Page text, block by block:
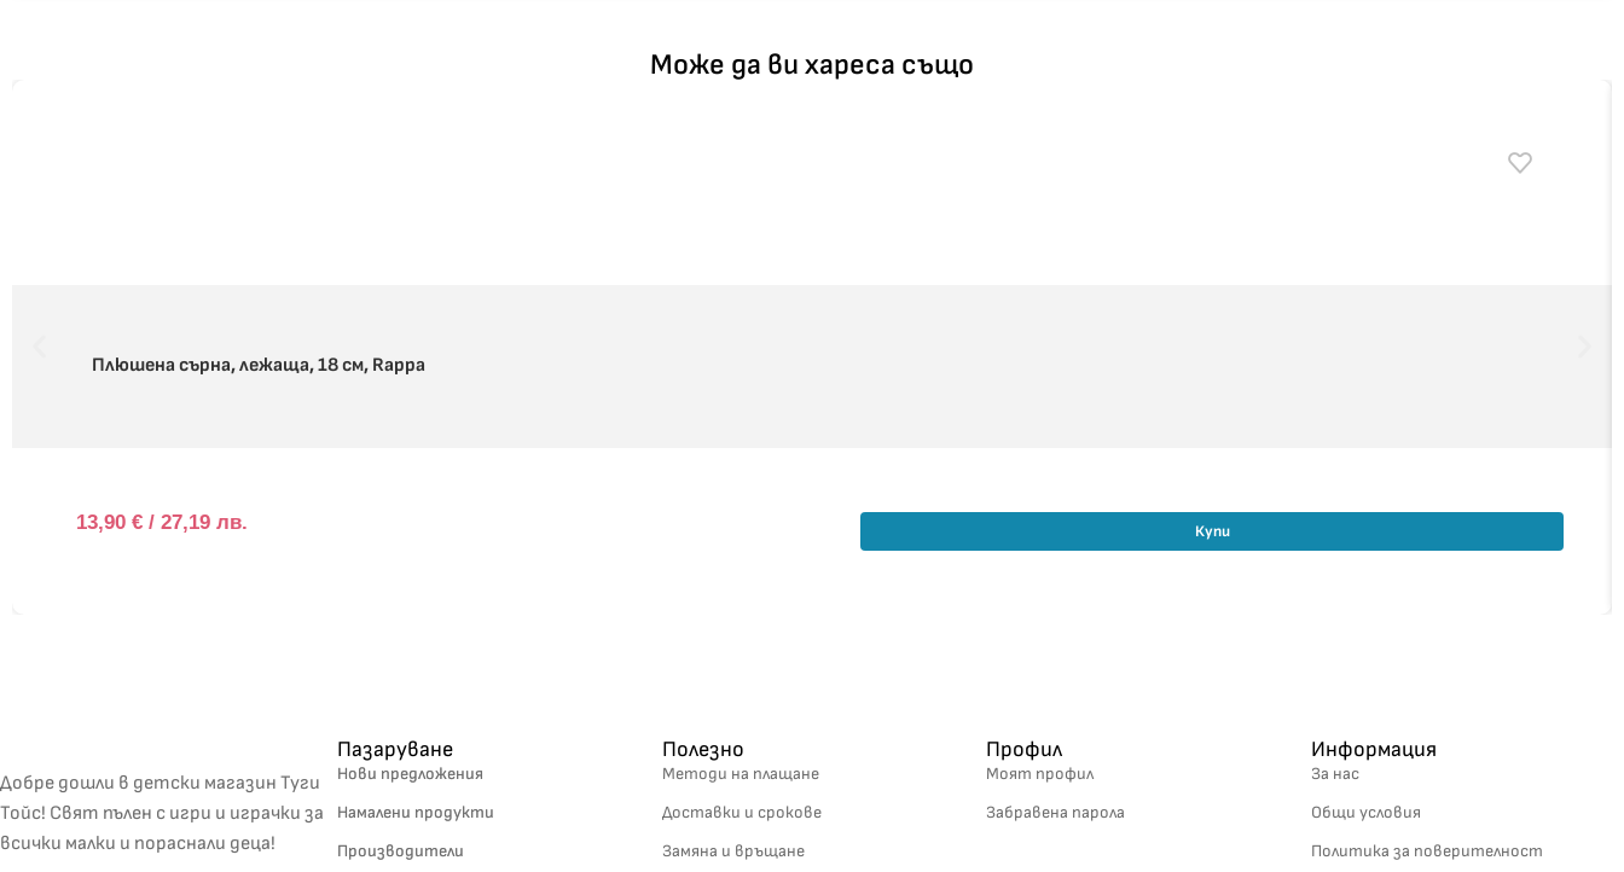
Може да ви хареса също
Плюшена сърна, лежаща, 18 см, Rappa
13,90 €/ 27,19 лв. Купи
Добре дошли в детски магазин Туги
Тойс! Свят пълен с игри и играчки за
всички малки и пораснали деца!
Пазаруване
Нови предложения
Намалени продукти
Производители
Полезно
Методи на плащане
Доставки и срокове
Замяна и връщане
Профил
Моят профил
Забравена парола
Информация
За нас
Общи условия
Политика за поверителност